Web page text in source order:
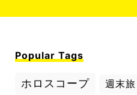
Popular Tags
ホロスコープ 週末旅